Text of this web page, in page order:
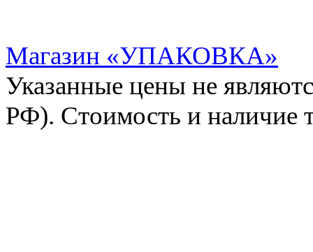
Магазин «УПАКОВКА»
Указанные цены не
РФ). Стоимость и наличие